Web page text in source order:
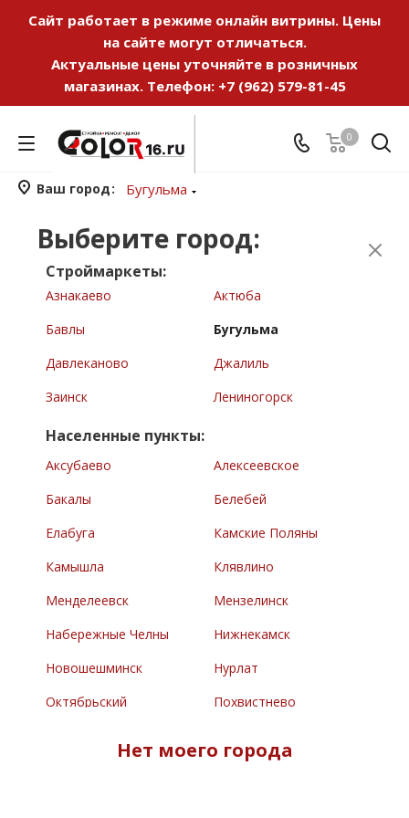
Сайт работает в режиме онлайн витрины. Цены
на сайте могут отличаться.
Актуальные цены уточняйте в розничных
магазинах. Телефон: +7 (962) 579-81-45
0
Ваш город Бугульма
Выберите город:
Строймаркеты:
Азнакаево
Актюба
Бавлы
Бугульма
Давлеканово
Джалиль
Заинск
Лениногорск
Населенные пункты:
Аксубаево
Алексеевское
Бакалы
Белебей
Елабуга
Камские Поляны
Камышла
Клявлино
Менделеевск
Мензелинск
Набережные Челны
Нижнекамск
Новошешминск
Нурлат
Октябрьский
Похвистнево
Нет моего города